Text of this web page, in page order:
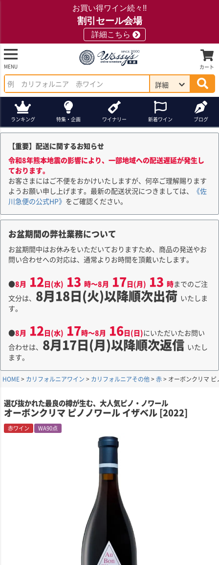
お買い得ワイン続々!!
割引セール会場
詳細こちら
MENU カート
詳細
ランキング 特集・企画 ワイナリー 新着ワイン ブログ
【重要】配送に関するお知らせ
令和8年熊本地震の影響により、一部地域への配送遅延が発生し
ております。
お客さまにはご不便をおかけいたしますが、何卒ご理解賜ります
ようお願い申し上げます。最新の配送状況につきましては、
《佐
川急便の公式HP》 をご確認ください。
お盆期間の弊社業務について
お盆期間中はお休みをいただいておりますため、商品の発送やお
問い合わせへの対応は、通常よりお時間を頂戴いたします。
●8月 12日(水) 13 時～8月 17日(月) 13 時までのご注
文分は、 8月18日(火)以降順次出荷 いたしま
す。
●8月 12日(水) 17時～8月 16日(日)にいただいたお問い
合わせは、 8月17日(月)以降順次返信 いたし
ます。
HOME カリフォルニアワイン カリフォルニアその他 赤 オーボンクリマ
選び抜かれた最良の樽が生む、大人気ピノ・ノワール
オーボンクリマ ピノノワール イザベル [2022]
赤ワイン WA90点